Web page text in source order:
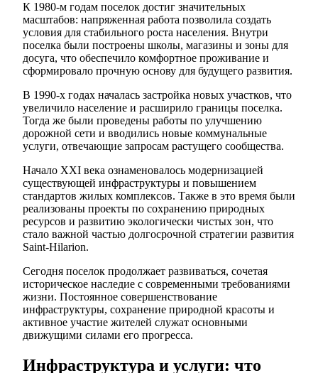
К 1980-м годам поселок достиг значительных
масштабов: напряженная работа позволила создать
условия для стабильного роста населения. Внутри
поселка были построены школы, магазины и зоны для
досуга, что обеспечило комфортное проживание и
сформировало прочную основу для будущего развития.
В 1990-х годах началась застройка новых участков, что
увеличило население и расширило границы поселка.
Тогда же были проведены работы по улучшению
дорожной сети и вводились новые коммунальные
услуги, отвечающие запросам растущего сообщества.
Начало XXI века ознаменовалось модернизацией
существующей инфраструктуры и повышением
стандартов жилых комплексов. Также в это время были
реализованы проекты по сохранению природных
ресурсов и развитию экологически чистых зон, что
стало важной частью долгосрочной стратегии развития
Saint-Hilarion.
Сегодня поселок продолжает развиваться, сочетая
историческое наследие с современными требованиями
жизни. Постоянное совершенствование
инфраструктуры, сохранение природной красоты и
активное участие жителей служат основными
движущими силами его прогресса.
Инфраструктура и услуги: что